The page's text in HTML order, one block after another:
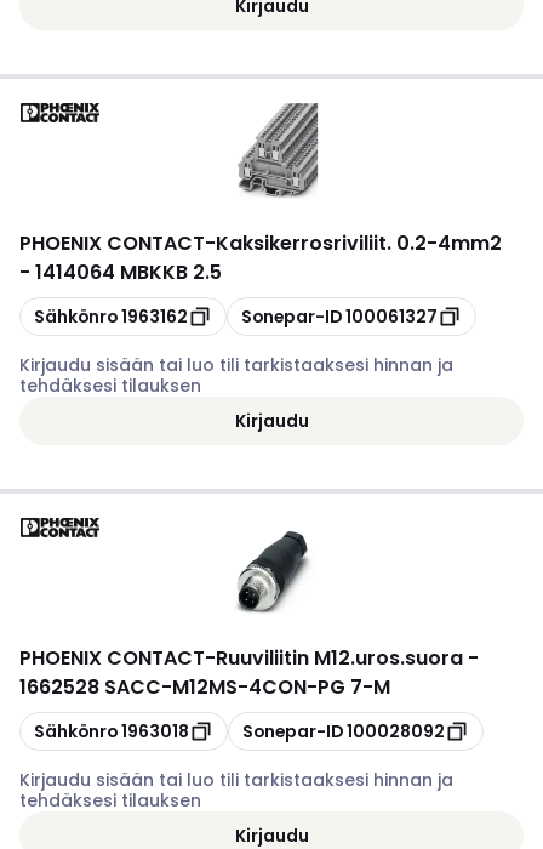
Kirjaudu
PHOENIX CONTACT-Kaksikerrosriviliit. 0.2-4mm2
- 1414064 MBKKB 2.5
Kopioi
Sähkönro1963162 Kopioi
Sonepar-ID100061327
Kirjaudu sisään tai luo tili tarkistaaksesi hinnan ja
tehdäksesi tilauksen
Kirjaudu
PHOENIX CONTACT-Ruuviliitin M12.uros.suora -
1662528 SACC-M12MS-4CON-PG 7-M
Kopioi
Sähkönro1963018 Kopioi
Sonepar-ID100028092
Kirjaudu sisään tai luo tili tarkistaaksesi hinnan ja
tehdäksesi tilauksen
Kirjaudu